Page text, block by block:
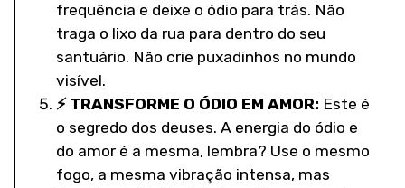
frequência e deixe o ódio para trás. Não
traga o lixo da rua para dentro do seu
santuário. Não crie puxadinhos no mundo
visível.
⚡TRANSFORME O ÓDIO EM AMOR: Este é
o segredo dos deuses. A energia do ódio e
do amor é a mesma, lembra? Use o mesmo
fogo, a mesma vibração intensa, mas